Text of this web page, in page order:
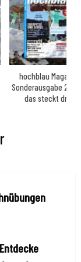
hochblau Magazin
Sonderausgabe
das steckt drin